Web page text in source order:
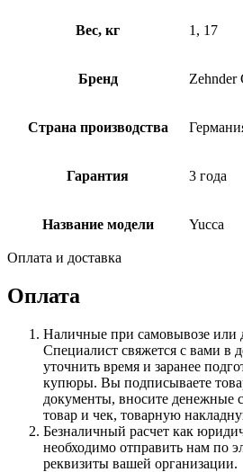
Вес, кг 1, 17
Бренд Zehnder
Страна производства
Гарантия 3 года
Название модели Yucca
Оплата и доставка
Оплата
Наличные при самовывозе или
Специалист свяжется с вами в
уточнить время и заранее
купюры. Вы подписываете
документы, вносите денежные
товар и чек, товарную
Безналичный расчет как
необходимо отправить нам по
реквизиты вашей организации.